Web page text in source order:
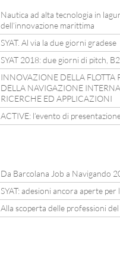
Nautica ad alta tecnologia in
dell’innovazione marittima
SYAT. Al via la due giorni gradese
SYAT 2018: due giorni di pitch,
INNOVAZIONE DELLA FLOTTA
DELLA NAVIGAZIONE
RICERCHE ED APPLICAZIONI
ACTIVE: l’evento di
Da Barcolana Job a Navigando
SYAT: adesioni ancora aperte per
Alla scoperta delle professioni